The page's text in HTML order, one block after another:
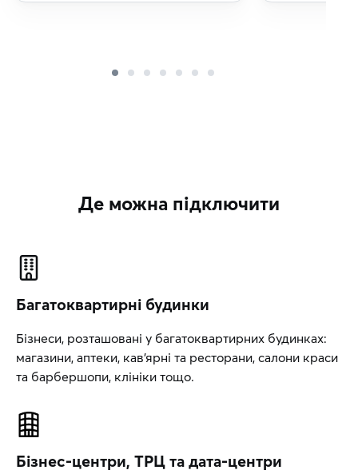
Де можна підключити
Багатоквартирні будинки
Бізнеси, розташовані у багатоквартирних будинках:
магазини, аптеки, кав’ярні та ресторани, салони краси
та барбершопи, клініки тощо.
Бізнес-центри, ТРЦ та дата-центри